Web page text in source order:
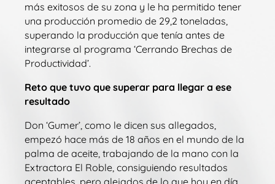
más exitosos de su zona y le ha permitido tener
una producción promedio de 29,2 toneladas,
superando la producción que tenía antes de
integrarse al programa ‘Cerrando Brechas de
Productividad’.
Reto que tuvo que superar para llegar a ese
resultado
Don ‘Gumer’, como le dicen sus allegados,
empezó hace más de 18 años en el mundo de la
palma de aceite, trabajando de la mano con la
Extractora El Roble, consiguiendo resultados